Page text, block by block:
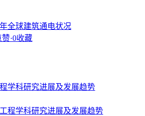
全球建筑通电状况
赞·0收藏
学科研究进展及发展趋势